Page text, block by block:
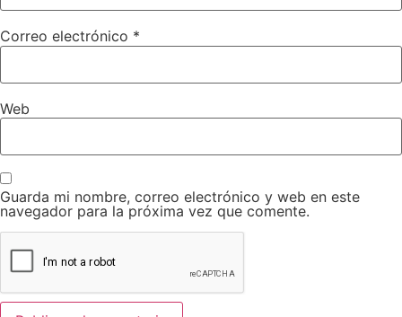
Correo electrónico *
Web
Guarda mi nombre, correo electrónico y web en este
navegador para la próxima vez que comente.